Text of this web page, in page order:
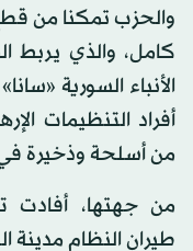
والحزب تمكنا من
كامل، والذي يربط
الأنباء السورية
أفراد التنظيمات
من أسلحة وذخيرة في
من جهتها، أفادت